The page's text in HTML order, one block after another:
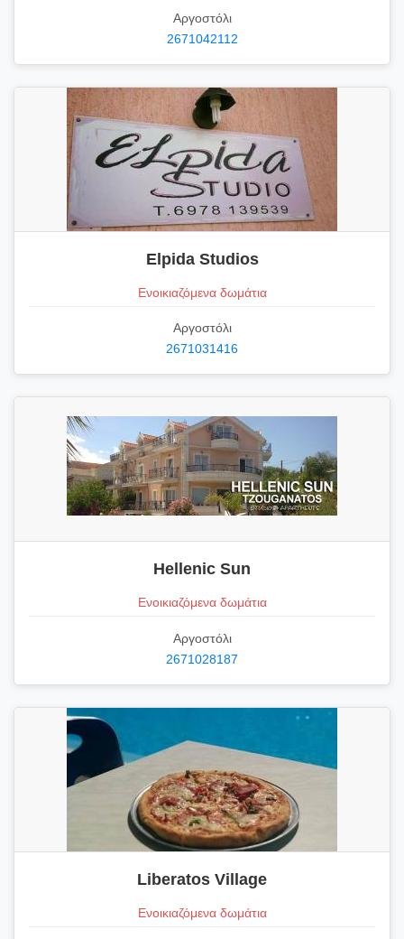
Αργοστόλι
2671042112
Elpida Studios
Ενοικιαζόμενα δωμάτια
Αργοστόλι
2671031416
Hellenic Sun
Ενοικιαζόμενα δωμάτια
Αργοστόλι
2671028187
Liberatos Village
Ενοικιαζόμενα δωμάτια